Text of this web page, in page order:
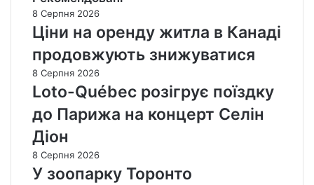
8 Серпня 2026
Ціни на оренду житла в Канаді
продовжують знижуватися
8 Серпня 2026
Loto-Québec розігрує поїздку
до Парижа на концерт Селін
Діон
8 Серпня 2026
У зоопарку Торонто